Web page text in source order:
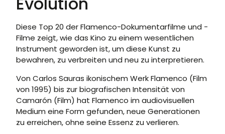
Diese Top 20 der Flamenco-Dokumentarfilme und -
Filme zeigt, wie das Kino zu einem wesentlichen
Instrument geworden ist, um diese Kunst zu
bewahren, zu verbreiten und neu zu interpretieren.
Von Carlos Sauras ikonischem Werk Flamenco (Film
von 1995) bis zur biografischen Intensität von
Camarón (Film) hat Flamenco im audiovisuellen
Medium eine Form gefunden, neue Generationen
zu erreichen, ohne seine Essenz zu verlieren.